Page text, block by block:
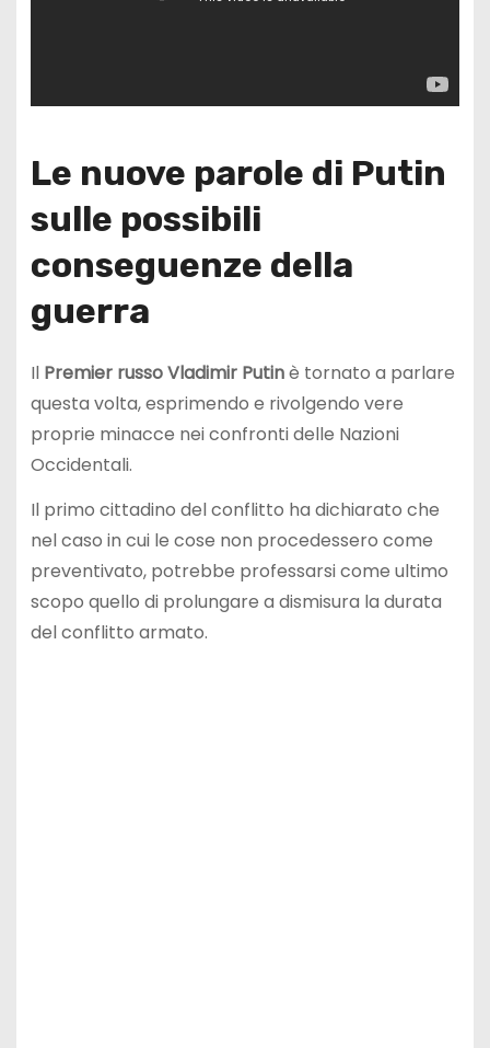
Le nuove parole di Putin
sulle possibili
conseguenze della
guerra
Il Premier russo Vladimir Putinè tornato a parlare
questa volta, esprimendo e rivolgendo vere
proprie minacce nei confronti delle Nazioni
Occidentali.
Il primo cittadino del conflitto ha dichiarato che
nel caso in cui le cose non procedessero come
preventivato, potrebbe professarsi come ultimo
scopo quello di prolungare a dismisura la durata
del conflitto armato.